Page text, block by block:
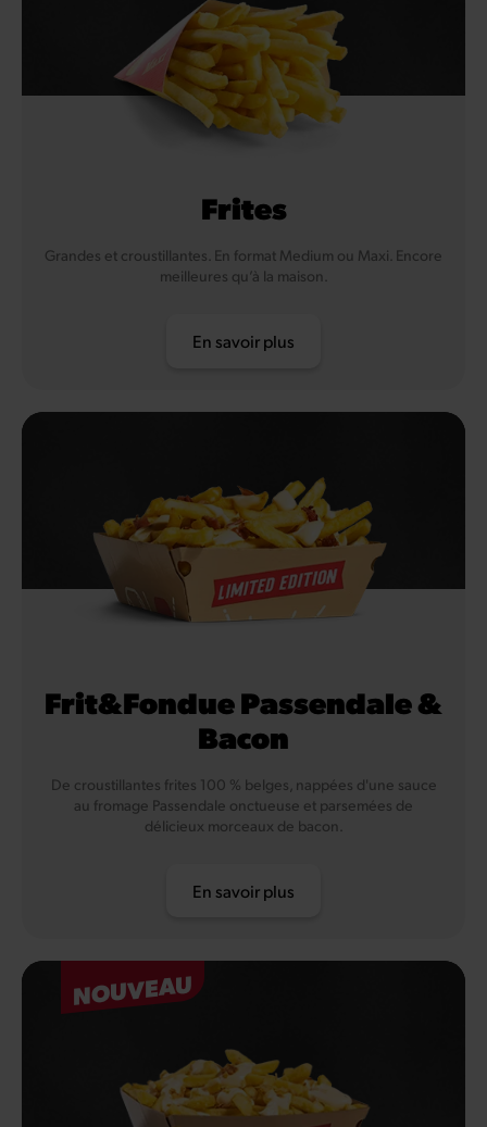
Frites
Grandes et croustillantes. En format Medium ou Maxi. Encore
meilleures qu’à la maison.
En savoir plus
Frit&Fondue Passendale &
Bacon
De croustillantes frites 100 % belges, nappées d'une sauce
au fromage Passendale onctueuse et parsemées de
délicieux morceaux de bacon.
En savoir plus
NOUVEAU